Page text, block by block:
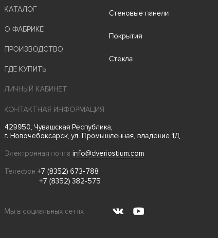
КАТАЛОГ
О ФАБРИКЕ
ПРОИЗВОДСТВО
ГДЕ КУПИТЬ
Стеновые панели
Покрытия
Стекла
ЛИЧНЫЙ КАБИНЕТ
КОНТАКТНАЯ ИНФОРМАЦИЯ
429950, Чувашская Республика,
г. Новочебоксарск, ул. Промышленная, владение 1Д
Электронная почта info@dveriostium.com
Телефон +7 (8352) 673-788
+7 (8352) 382-575
Мы в социальных сетях